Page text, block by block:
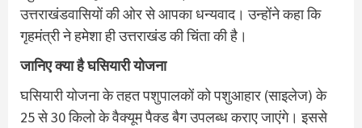
उत्तराखंडवासियों की ओर से आपका धन्यवाद। उन्होंने कहा कि
गृहमंत्री ने हमेशा ही उत्तराखंड की चिंता की है।
जानिए क्या है घसियारी योजना
घसियारी योजना के तहत पशुपालकों को पशुआहार (साइलेज) के
25 से 30 किलो के वैक्यूम पैक्ड बैग उपलब्ध कराए जाएंगे। इससे